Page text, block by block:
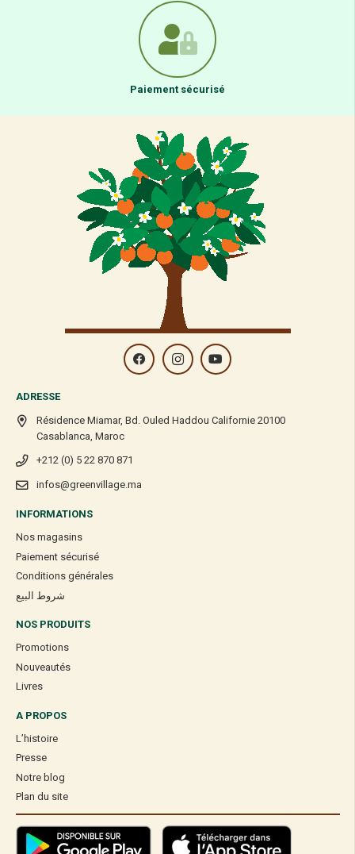
Paiement sécurisé
ADRESSE
Résidence Miamar, Bd. Ouled Haddou Californie 20100
Casablanca, Maroc
+212 (0) 5 22 870 871
infos@greenvillage.ma
INFORMATIONS
Nos magasins
Paiement sécurisé
Conditions générales
شروط البيع
NOS PRODUITS
Promotions
Nouveautés
Livres
A PROPOS
L’histoire
Presse
Notre blog
Plan du site